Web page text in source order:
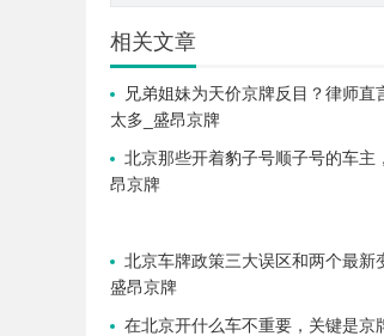
相关文章
兄弟姐妹为天价京牌反目？律师直
太多_盛昂京牌
北京那些开着豹子号顺子号的车主
昂京牌
北京车牌政策三大误区和两个最新
盛昂京牌
在北京开什么车不重要，关键是京